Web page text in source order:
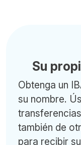
Su
Obtenga un
su nombre.
también de
para recibir